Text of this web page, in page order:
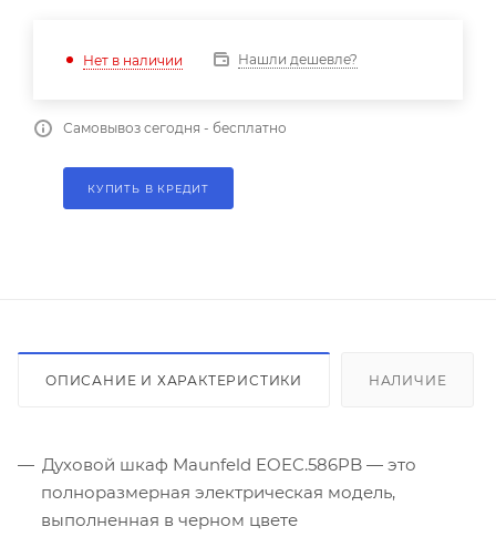
Нет в наличии Нашли дешевле?
Самовывоз сегодня - бесплатно
КУПИТЬ В КРЕДИТ
ОПИСАНИЕ И ХАРАКТЕРИСТИКИ НАЛИЧИЕ
Духовой шкаф Maunfeld EOEC.586PB — это
полноразмерная электрическая модель,
выполненная в черном цвете